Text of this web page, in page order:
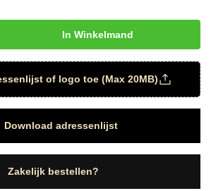
In Winkelmand
of logo toe (Max 20MB)
Download adressenlijst
Zakelijk bestellen?